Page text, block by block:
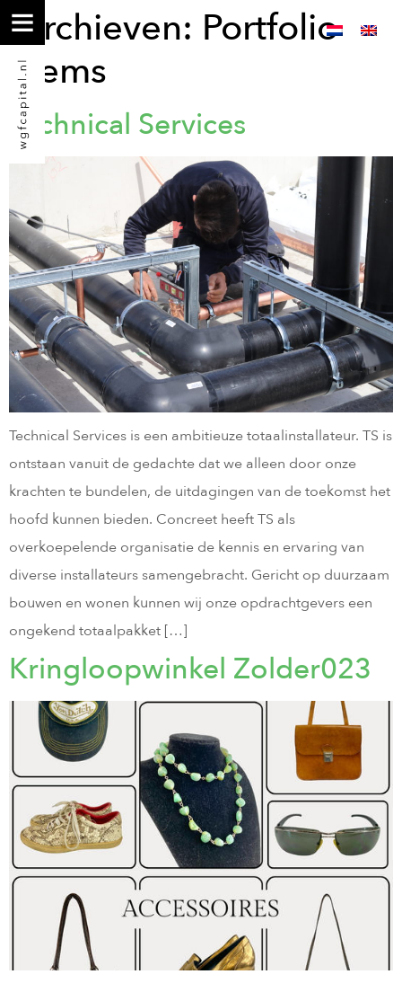
Archieven: Portfolio
items
Technical Services
Technical Services is een ambitieuze totaalinstallateur. TS is
ontstaan vanuit de gedachte dat we alleen door onze
krachten te bundelen, de uitdagingen van de toekomst het
hoofd kunnen bieden. Concreet heeft TS als
overkoepelende organisatie de kennis en ervaring van
diverse installateurs samengebracht. Gericht op duurzaam
bouwen en wonen kunnen wij onze opdrachtgevers een
ongekend totaalpakket […]
Kringloopwinkel Zolder023